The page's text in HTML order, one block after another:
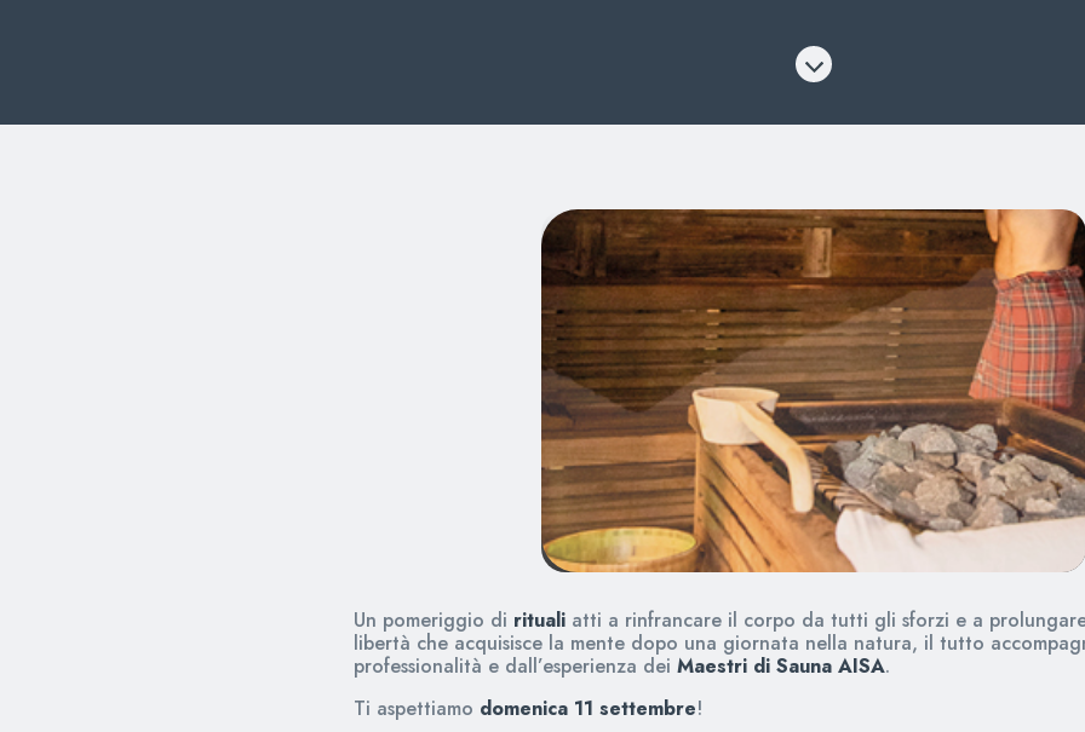
Un pomeriggio di rituali atti a rinfrancare il corpo da tutti gli sforzi e a
libertà che acquisisce la mente dopo una giornata nella natura, il tutto
professionalità e dall’esperienza dei Maestri di Sauna AISA.
Ti aspettiamo domenica 11 settembre!